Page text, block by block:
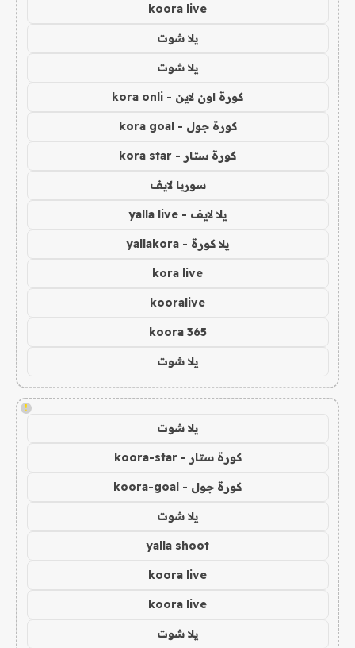
koora live
يلا شوت
يلا شوت
كورة اون لاين - kora onli
كورة جول - kora goal
كورة ستار - kora star
سوريا لايف
يلا لايف - yalla live
يلا كورة - yallakora
kora live
kooralive
koora 365
يلا شوت
!
يلا شوت
كورة ستار - koora-star
كورة جول - koora-goal
يلا شوت
yalla shoot
koora live
koora live
يلا شوت